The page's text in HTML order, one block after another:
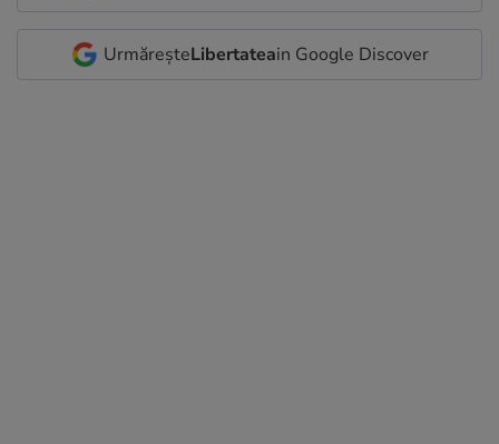
UrmăreșteLibertateain Google Discover